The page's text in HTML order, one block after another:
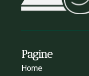
Pagine
Home